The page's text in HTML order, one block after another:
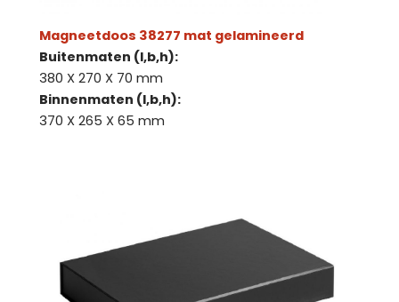
Magneetdoos 38277 mat gelamineerd
Buitenmaten (l,b,h):
380 X 270 X 70 mm
Binnenmaten (l,b,h):
370 X 265 X 65 mm